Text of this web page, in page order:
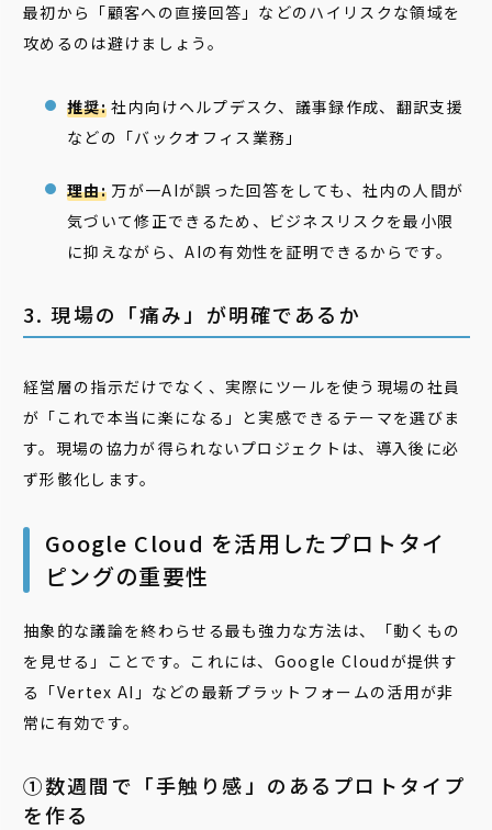
最初から「顧客への直接回答」などのハイリスクな領域を
攻めるのは避けましょう。
推奨:社内向けヘルプデスク、議事録作成、翻訳支援
などの「バックオフィス業務」
理由:万が一AIが誤った回答をしても、社内の人間が
気づいて修正できるため、ビジネスリスクを最小限
に抑えながら、AIの有効性を証明できるからです。
3. 現場の「痛み」が明確であるか
経営層の指示だけでなく、実際にツールを使う現場の社員
が「これで本当に楽になる」と実感できるテーマを選びま
す。現場の協力が得られないプロジェクトは、導入後に必
ず形骸化します。
Google Cloud を活用したプロトタイ
ピングの重要性
抽象的な議論を終わらせる最も強力な方法は、「動くもの
を見せる」ことです。これには、Google Cloudが提供す
る「Vertex AI」などの最新プラットフォームの活用が非
常に有効です。
①数週間で「手触り感」のあるプロトタイプ
を作る